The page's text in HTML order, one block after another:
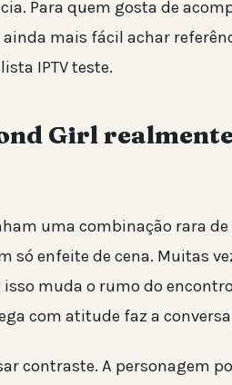
Para quem gosta de
mais fácil achar
IPTV teste.
Girl
uma combinação rara
só enfeite de cena. Muitas
muda o rumo do
com atitude faz a
contraste. A personagem